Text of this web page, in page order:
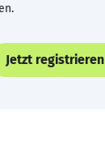
Jetzt registrieren